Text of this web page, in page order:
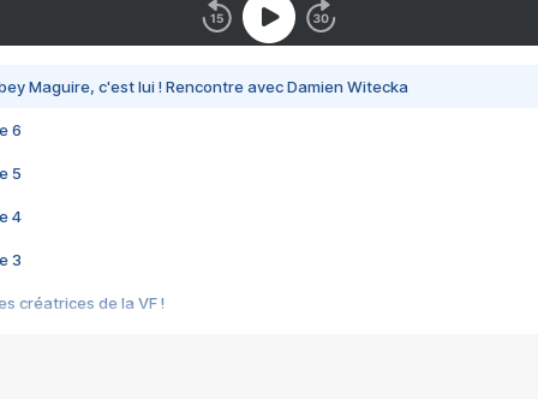
Maguire, c'est lui ! Rencontre avec Damien Witecka
6
5
4
3
créatrices de la VF !